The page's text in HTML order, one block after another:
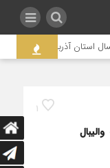
استان آذربایجان غربی به
1